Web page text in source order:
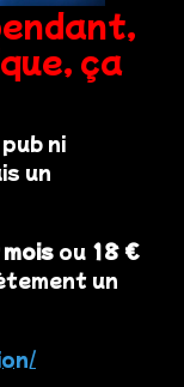
ça
ni
un
ou 18 €
un